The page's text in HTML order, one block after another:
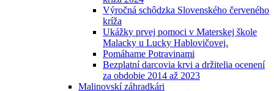
Výročná schôdzka Slovenského červeného
kríža
Ukážky prvej pomoci v Materskej škole
Malacky u Lucky Hablovičovej.
Pomáhame Potravinami
Bezplatní darcovia krvi a držitelia ocenení
za obdobie 2014 až 2023
Malinovskí záhradkári